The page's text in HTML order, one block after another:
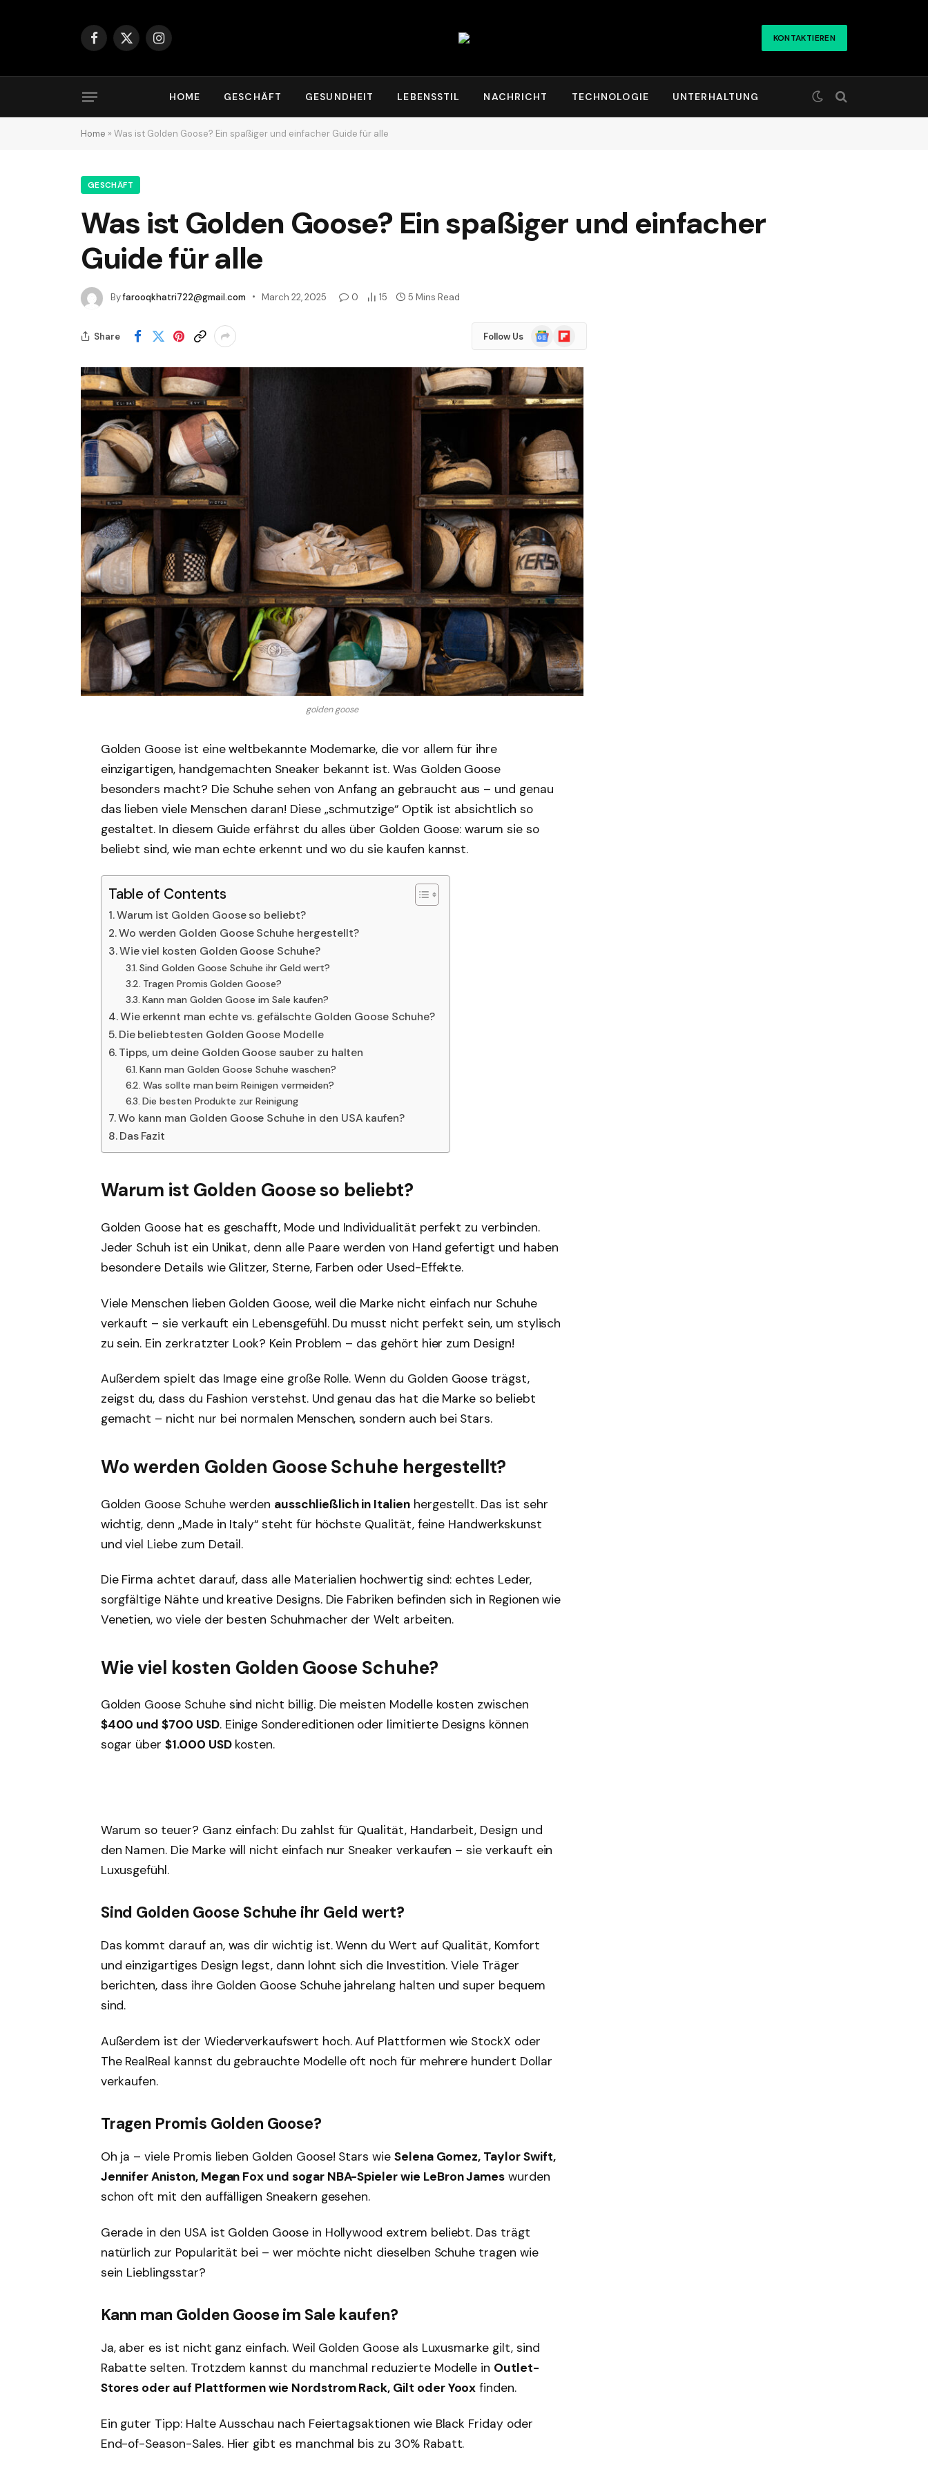
Facebook
X
Instagram KONTAKTIEREN
HOME GESCHÄFT GESUNDHEIT LEBENSSTIL NACHRICHT TECHNOLOGIE UNTERHALTUNG
Home » Was ist Golden Goose? Ein spaßiger und einfacher Guide für alle
GESCHÄFT
Was ist Golden Goose? Ein spaßiger und einfacher
Guide für alle
Byfarooqkhatri722@gmail.com March 22, 2025 0 15 5 Mins Read
Share Follow Us
Google
News
Flipboard
golden goose
Golden Goose ist eine weltbekannte Modemarke, die vor allem für ihre
einzigartigen, handgemachten Sneaker bekannt ist. Was Golden Goose
besonders macht? Die Schuhe sehen von Anfang an gebraucht aus – und genau
das lieben viele Menschen daran! Diese „schmutzige“ Optik ist absichtlich so
gestaltet. In diesem Guide erfährst du alles über Golden Goose: warum sie so
beliebt sind, wie man echte erkennt und wo du sie kaufen kannst.
Table of Contents
Warum ist Golden Goose so beliebt?
Wo werden Golden Goose Schuhe hergestellt?
Wie viel kosten Golden Goose Schuhe?
Sind Golden Goose Schuhe ihr Geld wert?
Tragen Promis Golden Goose?
Kann man Golden Goose im Sale kaufen?
Wie erkennt man echte vs. gefälschte Golden Goose Schuhe?
Die beliebtesten Golden Goose Modelle
Tipps, um deine Golden Goose sauber zu halten
Kann man Golden Goose Schuhe waschen?
Was sollte man beim Reinigen vermeiden?
Die besten Produkte zur Reinigung
Wo kann man Golden Goose Schuhe in den USA kaufen?
Das Fazit
Warum ist Golden Goose so beliebt?
Golden Goose hat es geschafft, Mode und Individualität perfekt zu verbinden.
Jeder Schuh ist ein Unikat, denn alle Paare werden von Hand gefertigt und haben
besondere Details wie Glitzer, Sterne, Farben oder Used-Effekte.
Viele Menschen lieben Golden Goose, weil die Marke nicht einfach nur Schuhe
verkauft – sie verkauft ein Lebensgefühl. Du musst nicht perfekt sein, um stylisch
zu sein. Ein zerkratzter Look? Kein Problem – das gehört hier zum Design!
Außerdem spielt das Image eine große Rolle. Wenn du Golden Goose trägst,
zeigst du, dass du Fashion verstehst. Und genau das hat die Marke so beliebt
gemacht – nicht nur bei normalen Menschen, sondern auch bei Stars.
Wo werden Golden Goose Schuhe hergestellt?
Golden Goose Schuhe werden ausschließlich in Italienhergestellt. Das ist sehr
wichtig, denn „Made in Italy“ steht für höchste Qualität, feine Handwerkskunst
und viel Liebe zum Detail.
Die Firma achtet darauf, dass alle Materialien hochwertig sind: echtes Leder,
sorgfältige Nähte und kreative Designs. Die Fabriken befinden sich in Regionen wie
Venetien, wo viele der besten Schuhmacher der Welt arbeiten.
Wie viel kosten Golden Goose Schuhe?
Golden Goose Schuhe sind nicht billig. Die meisten Modelle kosten zwischen
$400 und $700 USD. Einige Sondereditionen oder limitierte Designs können
sogar über$1.000 USDkosten.
Warum so teuer? Ganz einfach: Du zahlst für Qualität, Handarbeit, Design und
den Namen. Die Marke will nicht einfach nur Sneaker verkaufen – sie verkauft ein
Luxusgefühl.
Sind Golden Goose Schuhe ihr Geld wert?
Das kommt darauf an, was dir wichtig ist. Wenn du Wert auf Qualität, Komfort
und einzigartiges Design legst, dann lohnt sich die Investition. Viele Träger
berichten, dass ihre Golden Goose Schuhe jahrelang halten und super bequem
sind.
Außerdem ist der Wiederverkaufswert hoch. Auf Plattformen wie StockX oder
The RealReal kannst du gebrauchte Modelle oft noch für mehrere hundert Dollar
verkaufen.
Tragen Promis Golden Goose?
Oh ja – viele Promis lieben Golden Goose! Stars wie Selena Gomez, Taylor Swift,
Jennifer Aniston, Megan Fox und sogar NBA-Spieler wie LeBron James wurden
schon oft mit den auffälligen Sneakern gesehen.
Gerade in den USA ist Golden Goose in Hollywood extrem beliebt. Das trägt
natürlich zur Popularität bei – wer möchte nicht dieselben Schuhe tragen wie
sein Lieblingsstar?
Kann man Golden Goose im Sale kaufen?
Ja, aber es ist nicht ganz einfach. Weil Golden Goose als Luxusmarke gilt, sind
Rabatte selten. Trotzdem kannst du manchmal reduzierte Modelle in Outlet-
Stores oder auf Plattformen wie Nordstrom Rack, Gilt oder Yoox finden.
Ein guter Tipp: Halte Ausschau nach Feiertagsaktionen wie Black Friday oder
End-of-Season-Sales. Hier gibt es manchmal bis zu 30% Rabatt.